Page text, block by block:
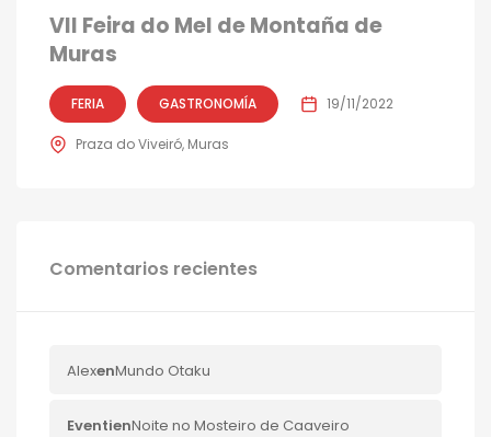
VII Feira do Mel de Montaña de
Muras
FERIA GASTRONOMÍA 19/11/2022
Praza do Viveiró, Muras
Comentarios recientes
AlexenMundo Otaku
EventienNoite no Mosteiro de Caaveiro